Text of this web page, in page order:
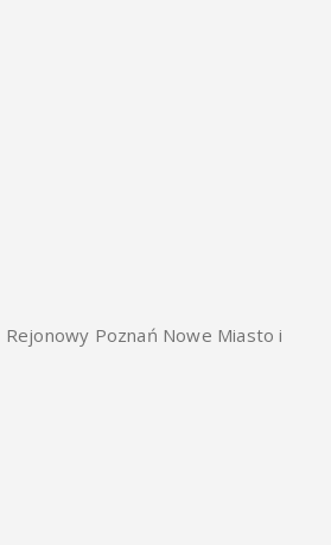
Rejonowy Poznań Nowe Miasto i